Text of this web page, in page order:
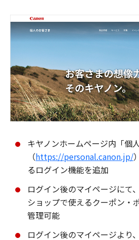
キヤノンホームページ内「個
（https://personal.canon.jp/
るログイン機能を追加
ログイン後のマイページにて
ショップで使えるクーポン・
管理可能
ログイン後のマイページより